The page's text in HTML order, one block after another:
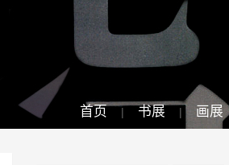
首页 书展 画展